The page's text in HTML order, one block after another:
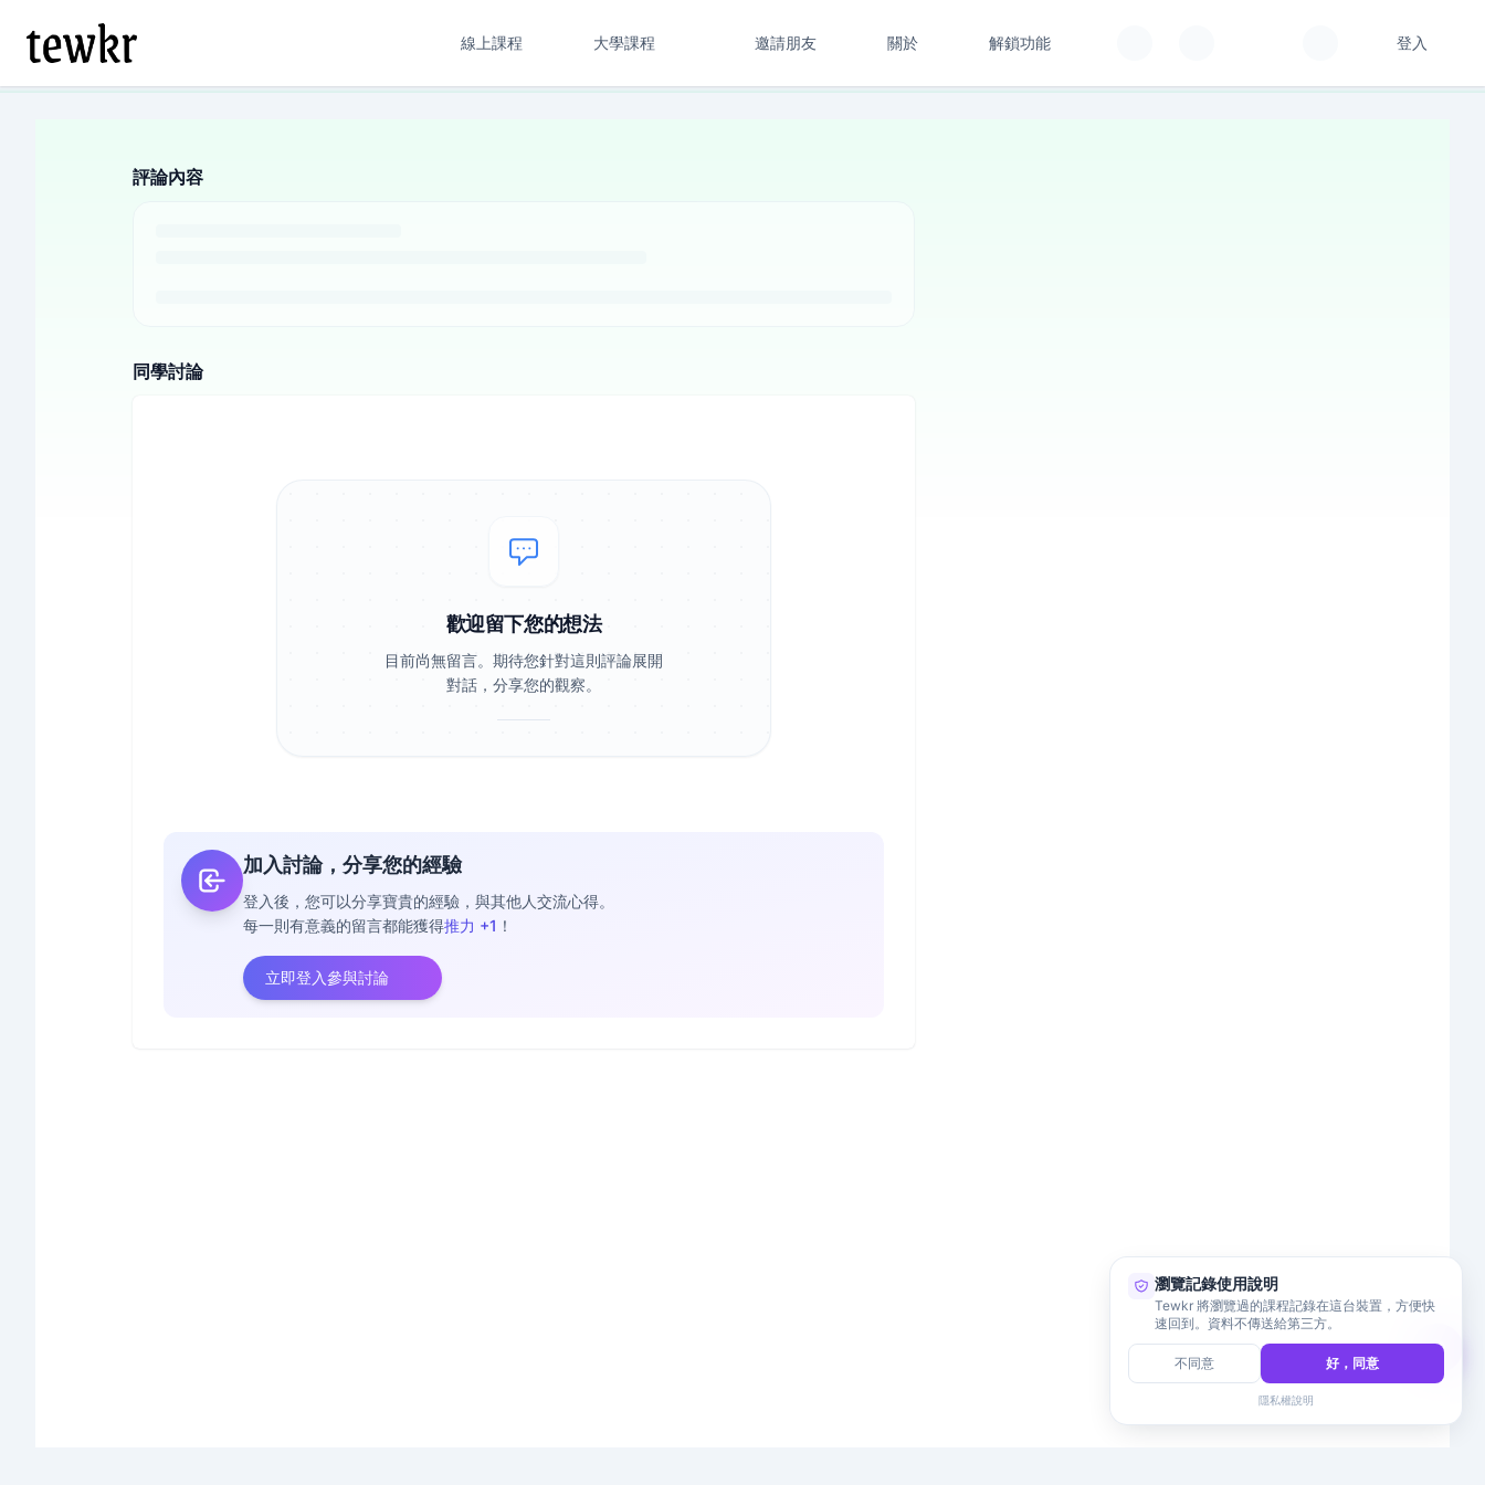
線上課程 大學課程 邀請朋友 關於 解鎖功能 登入
評論內容
同學討論
歡迎留下您的想法
目前尚無留言。期待您針對這則評論展開
對話，分享您的觀察。
加入討論，分享您的經驗
登入後，您可以分享寶貴的經驗，與其他人交流心得。
每一則有意義的留言都能獲得推力 +1 ！
立即登入參與討論
瀏覽記錄使用說明
Tewkr 將瀏覽過的課程記錄在這台裝置，方便快
速回到。資料不傳送給第三方。
不同意 好，同意
隱私權說明